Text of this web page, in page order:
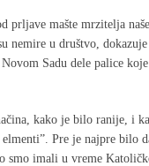
prljave mašte mrzitelja
nemire u društvo,
Sadu dele palice
kako je bilo ranije, i
Pre je najpre bilo
smo imali u vreme